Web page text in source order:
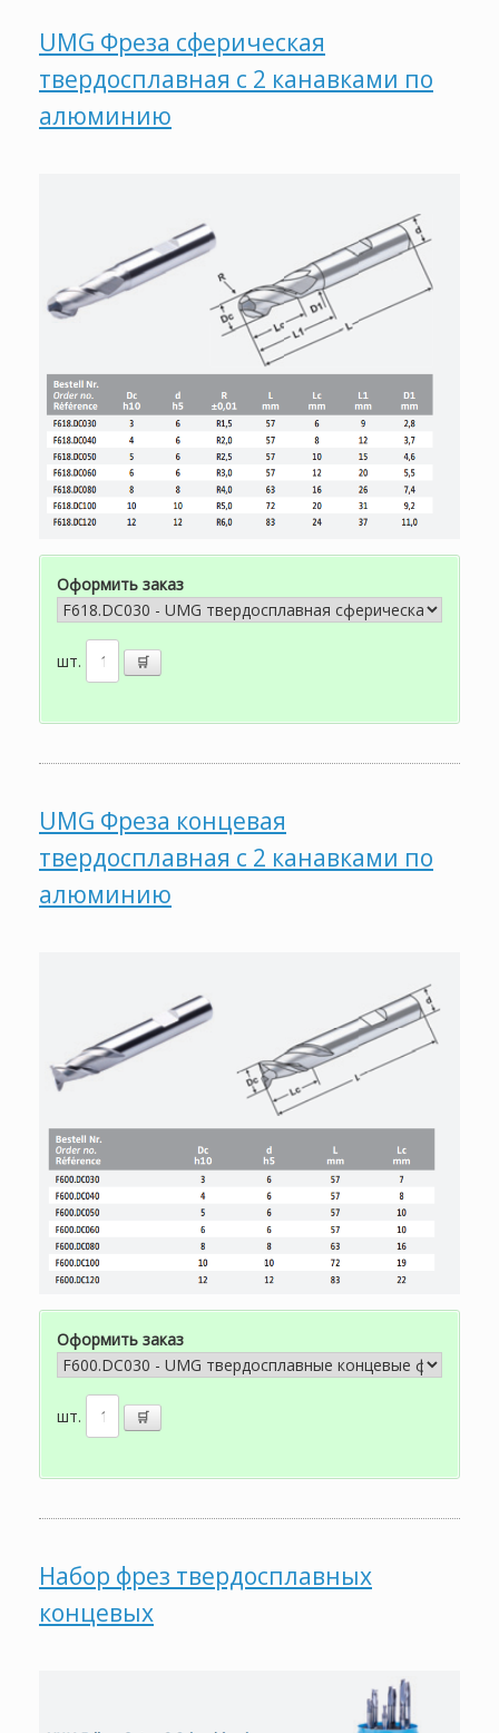
UMG Фреза сферическая
твердосплавная с 2 канавками по
алюминию
Оформить заказ
шт.
UMG Фреза концевая
твердосплавная с 2 канавками по
алюминию
Оформить заказ
шт.
Набор фрез твердосплавных
концевых